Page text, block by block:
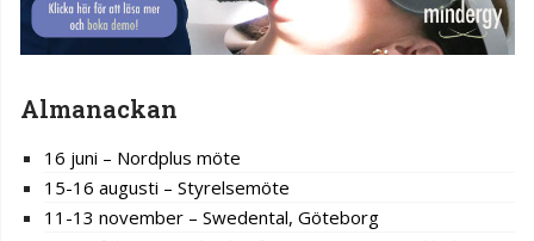
Almanackan
16 juni – Nordplus möte
15-16 augusti – Styrelsemöte
11-13 november – Swedental, Göteborg